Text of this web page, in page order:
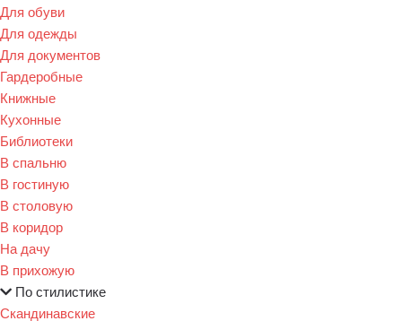
Для обуви
Для одежды
Для документов
Гардеробные
Книжные
Кухонные
Библиотеки
В спальню
В гостиную
В столовую
В коридор
На дачу
В прихожую
По стилистике
Скандинавские